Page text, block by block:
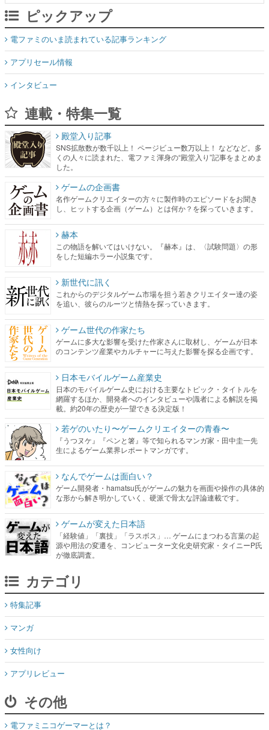
ピックアップ
電ファミのいま読まれている記事ランキング
アプリセール情報
インタビュー
連載・特集一覧
殿堂入り記事
SNS拡散数が数千以上！ ページビュー数万以上！ などなど。多
くの人々に読まれた、電ファミ渾身の“殿堂入り”記事をまとめま
した。
ゲームの企画書
名作ゲームクリエイターの方々に製作時のエピソードをお聞き
し、ヒットする企画（ゲーム）とは何か？を探っていきます。
赫本
この物語を解いてはいけない。『赫本』は、〈試験問題〉の形
をした短編ホラー小説集です。
新世代に訊く
これからのデジタルゲーム市場を担う若きクリエイター達の姿
を追い、彼らのルーツと情熱を探っていきます。
ゲーム世代の作家たち
ゲームに多大な影響を受けた作家さんに取材し、ゲームが日本
のコンテンツ産業やカルチャーに与えた影響を探る企画です。
日本モバイルゲーム産業史
日本のモバイルゲーム史における主要なトピック・タイトルを
網羅するほか、開発者へのインタビューや識者による解説を掲
載。約20年の歴史が一望できる決定版！
若ゲのいたり〜ゲームクリエイターの青春〜
『うつヌケ』『ペンと箸』等で知られるマンガ家・田中圭一先
生によるゲーム業界レポートマンガです。
なんでゲームは面白い？
ゲーム開発者・hamatsu氏がゲームの魅力を画面や操作の具体的
な形から解き明かしていく、硬派で骨太な評論連載です。
ゲームが変えた日本語
「経験値」「裏技」「ラスボス」… ゲームにまつわる言葉の起
源や用法の変遷を、コンピューター文化史研究家・タイニーP氏
が徹底調査。
カテゴリ
特集記事
マンガ
女性向け
アプリレビュー
その他
電ファミニコゲーマーとは？